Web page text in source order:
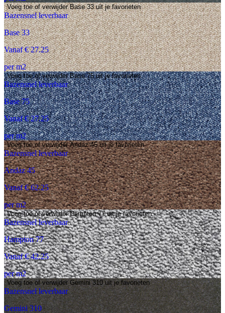
Voeg toe of verwijder Base 33 uit je favorieten
Bazensnel leverbaar
Base 33
Vanaf € 27.25
per m2
Voeg toe of verwijder Base 75 uit je favorieten
Bazensnel leverbaar
Base 75
Vanaf € 27.25
per m2
Voeg toe of verwijder Andaz 45 uit je favorieten
Bazensnel leverbaar
Andaz 45
Vanaf € 62.25
per m2
Voeg toe of verwijder Hampton 77 uit je favorieten
Bazensnel leverbaar
Hampton 77
Vanaf € 42.25
per m2
Voeg toe of verwijder Gemini 310 uit je favorieten
Bazensnel leverbaar
Gemini 310